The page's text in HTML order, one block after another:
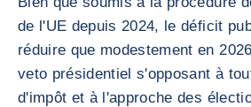
de l'UE depuis 2024, le déficit
réduire que modestement en
veto présidentiel s'opposant à
d'impôt et à l'approche des